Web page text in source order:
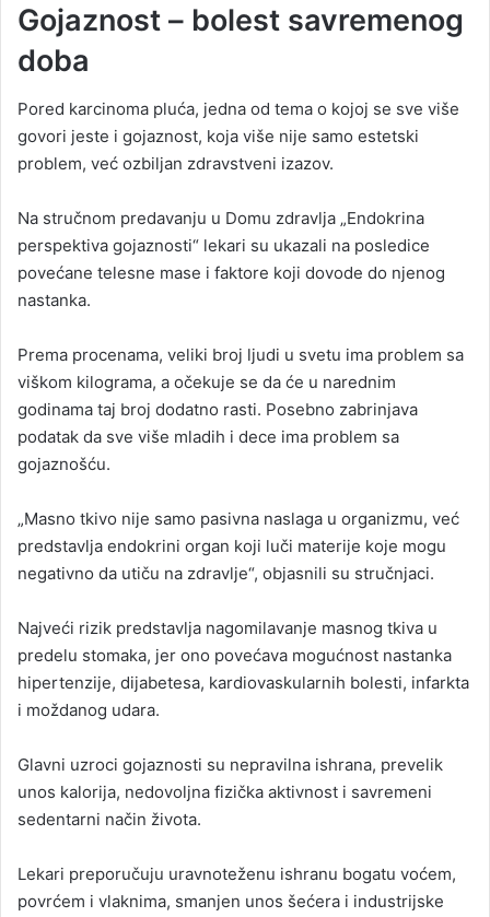
Gojaznost – bolest savremenog
doba
Pored karcinoma pluća, jedna od tema o kojoj se sve više
govori jeste i gojaznost, koja više nije samo estetski
problem, već ozbiljan zdravstveni izazov.
Na stručnom predavanju u Domu zdravlja „Endokrina
perspektiva gojaznosti“ lekari su ukazali na posledice
povećane telesne mase i faktore koji dovode do njenog
nastanka.
Prema procenama, veliki broj ljudi u svetu ima problem sa
viškom kilograma, a očekuje se da će u narednim
godinama taj broj dodatno rasti. Posebno zabrinjava
podatak da sve više mladih i dece ima problem sa
gojaznošću.
„Masno tkivo nije samo pasivna naslaga u organizmu, već
predstavlja endokrini organ koji luči materije koje mogu
negativno da utiču na zdravlje“, objasnili su stručnjaci.
Najveći rizik predstavlja nagomilavanje masnog tkiva u
predelu stomaka, jer ono povećava mogućnost nastanka
hipertenzije, dijabetesa, kardiovaskularnih bolesti, infarkta
i moždanog udara.
Glavni uzroci gojaznosti su nepravilna ishrana, prevelik
unos kalorija, nedovoljna fizička aktivnost i savremeni
sedentarni način života.
Lekari preporučuju uravnoteženu ishranu bogatu voćem,
povrćem i vlaknima, smanjen unos šećera i industrijske